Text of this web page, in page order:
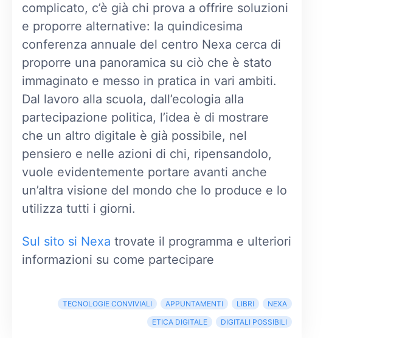
complicato, c’è già chi prova a offrire soluzioni
e proporre alternative: la quindicesima
conferenza annuale del centro Nexa cerca di
proporre una panoramica su ciò che è stato
immaginato e messo in pratica in vari ambiti.
Dal lavoro alla scuola, dall’ecologia alla
partecipazione politica, l’idea è di mostrare
che un altro digitale è già possibile, nel
pensiero e nelle azioni di chi, ripensandolo,
vuole evidentemente portare avanti anche
un’altra visione del mondo che lo produce e lo
utilizza tutti i giorni.
Sul sito si Nexa trovate il programma e ulteriori
informazioni su come partecipare
TECNOLOGIE CONVIVIALI APPUNTAMENTI LIBRI
NEXA
ETICA DIGITALE
DIGITALI POSSIBILI